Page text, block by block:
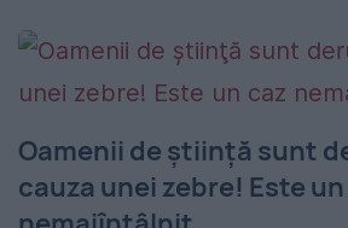
Oamenii de ştiinţă sunt
cauza unei zebre! Este